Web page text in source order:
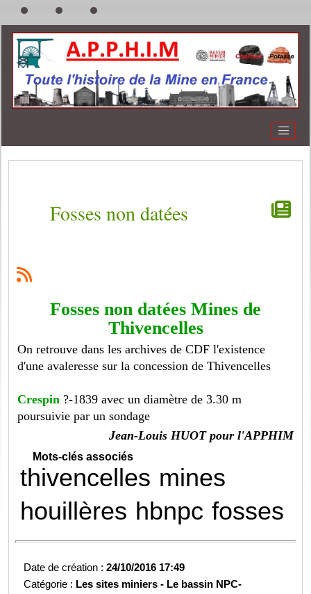
Fosses non datées
Fosses non datées Mines de
Thivencelles
On retrouve dans les archives de CDF l'existence
d'une avaleresse sur la concession de Thivencelles
Crespin ?-1839 avec un diamètre de 3.30 m
poursuivie par un sondage
Jean-Louis HUOT pour l'APPHIM
Mots-clés associés
thivencelles mines
houillères hbnpc fosses
Date de création :24/10/2016 17:49
Catégorie : Les sites miniers - Le bassin NPC-